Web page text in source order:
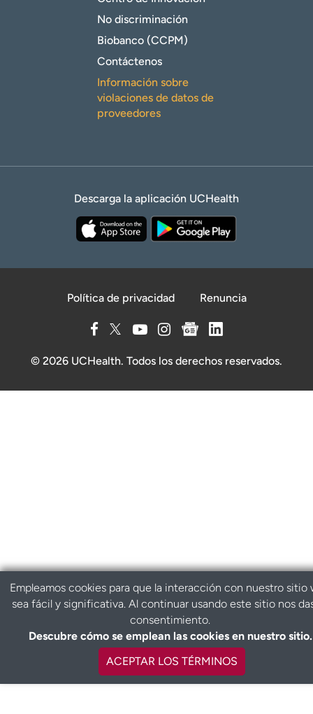
No discriminación
Biobanco (CCPM)
Contáctenos
Información sobre
violaciones de datos de
proveedores
Descarga la aplicación UCHealth
Política de privacidad Renuncia
© 2026 UCHealth. Todos los derechos reservados.
Empleamos cookies para que la interacción con nuestro sitio
sea fácil y significativa. Al continuar usando este sitio nos
consentimiento.
Descubre cómo se emplean las cookies en nuestro sitio.
ACEPTAR LOS TÉRMINOS